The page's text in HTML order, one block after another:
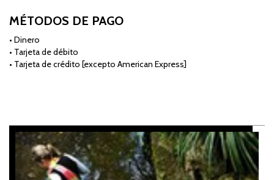
MÉTODOS DE PAGO
• Dinero
• Tarjeta de débito
• Tarjeta de crédito [excepto American Express]